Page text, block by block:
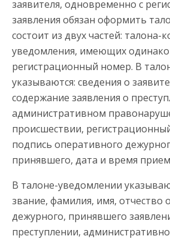
заявителя, одновременно с
заявления обязан оформить
состоит из двух частей: талона-
уведомления, имеющих
регистрационный номер. В
указываются: сведения о
содержание заявления о
административном
происшествии,
подпись оперативного
принявшего, дата и время
В талоне-уведомлении
звание, фамилия, имя, отчество
дежурного, принявшего
преступлении,